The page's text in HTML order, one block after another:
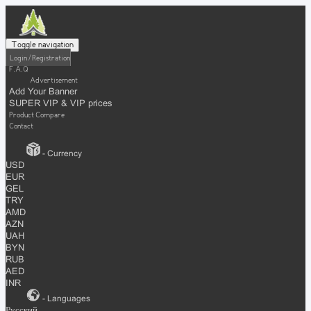
Toggle navigation
Login / Registration
F.A.Q
Advertisement
Add Your Banner
SUPER VIP & VIP prices
Product Compare
Contact
- Currency
USD
EUR
GEL
TRY
AMD
AZN
UAH
BYN
RUB
AED
INR
- Languages